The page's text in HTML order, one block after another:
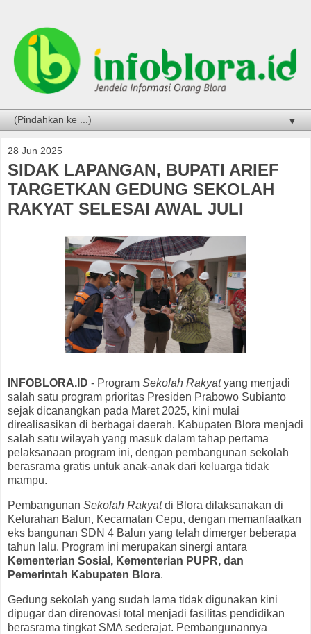
▼
28 Jun 2025
SIDAK LAPANGAN, BUPATI ARIEF
TARGETKAN GEDUNG SEKOLAH
RAKYAT SELESAI AWAL JULI
INFOBLORA.ID - Program Sekolah Rakyatyang menjadi
salah satu program prioritas Presiden Prabowo Subianto
sejak dicanangkan pada Maret 2025, kini mulai
direalisasikan di berbagai daerah. Kabupaten Blora menjadi
salah satu wilayah yang masuk dalam tahap pertama
pelaksanaan program ini, dengan pembangunan sekolah
berasrama gratis untuk anak-anak dari keluarga tidak
mampu.
Pembangunan Sekolah Rakyatdi Blora dilaksanakan di
Kelurahan Balun, Kecamatan Cepu, dengan memanfaatkan
eks bangunan SDN 4 Balun yang telah dimerger beberapa
tahun lalu. Program ini merupakan sinergi antara
Kementerian Sosial, Kementerian PUPR, dan
Pemerintah Kabupaten Blora.
Gedung sekolah yang sudah lama tidak digunakan kini
dipugar dan direnovasi total menjadi fasilitas pendidikan
berasrama tingkat SMA sederajat. Pembangunannya